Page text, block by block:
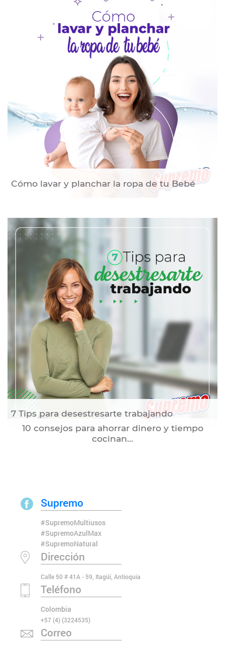
Cómo lavar y planchar la ropa de tu Bebé
7 Tips para desestresarte trabajando
10 consejos para ahorrar dinero y tiempo
cocinan...
Supremo
#SupremoMultiusos
#SupremoAzulMax
#SupremoNatural
Dirección
Calle 50 # 41A - 59, Itagüí, Antioquia
Teléfono
Colombia
+57 (4) (3224535)
Correo